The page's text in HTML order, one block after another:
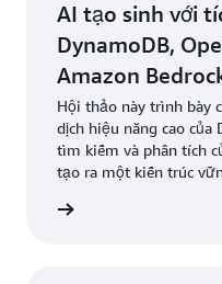
AI tạo sinh với
DynamoDB,
Amazon
Hội thảo này trình bày
dịch hiệu năng cao của
tìm kiếm và phân tích
tạo ra một kiến trúc
hành, bạn sẽ có được